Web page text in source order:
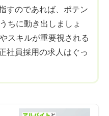
すのであれば、ポテン
ちに動き出しましょ
スキルが重要視される
社員採用の求人はぐっ